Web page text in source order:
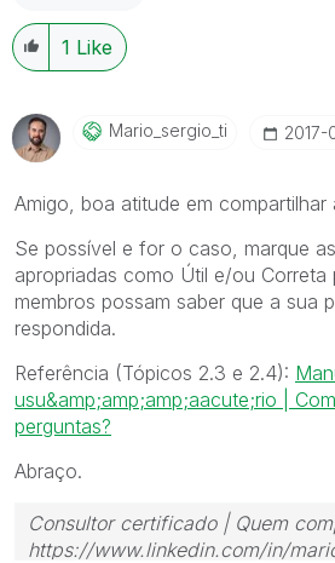
1 Like
Mario_sergio_ti ‎2017-
Amigo, boa atitude em compartilhar
Se possível e for o caso, marque
apropriadas como Útil e/ou Correta
membros possam saber que a sua
respondida.
Referência (Tópicos 2.3 e 2.4):
usu&amp;amp;amp;aacute;rio |
perguntas?
Abraço.
Consultor certificado | Quem
https://www.linkedin.com/in/